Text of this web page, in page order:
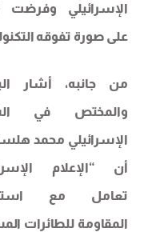
الإسرائيلي وفرضت
على صورة تفوقه
من جانبه، أشار
والمختص في
الإسرائيلي محمد هلسة
أن “الإعلام
تعامل مع
المقاومة للطائرات